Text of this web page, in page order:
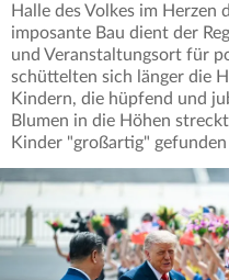
Halle des Volkes im
imposante Bau dient der
und Veranstaltungsort für
schüttelten sich länger die
Kindern, die hüpfend und
Blumen in die Höhen
Kinder "großartig" gefunden